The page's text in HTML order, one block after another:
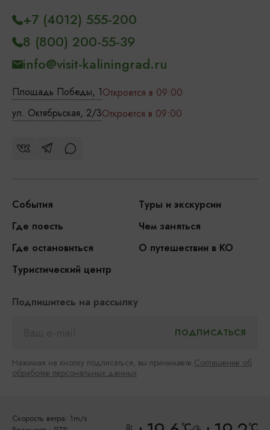
Площадь Победы, 1Откроется в 09:00
ул. Октябрьская, 2/3Откроется в 09:00
+7 (4012) 555-200
8 (800) 200-55-39
info@visit-kaliningrad.ru
События
Туры и экскурсии
Где поесть
Чем заняться
Где остановиться
О путешествии в КО
Туристический центр
Подпишитесь на рассылку
Нажимая на кнопку подписаться, вы принимаете Соглашение об
обработке персональных данных
Скорость ветра: 1m/s